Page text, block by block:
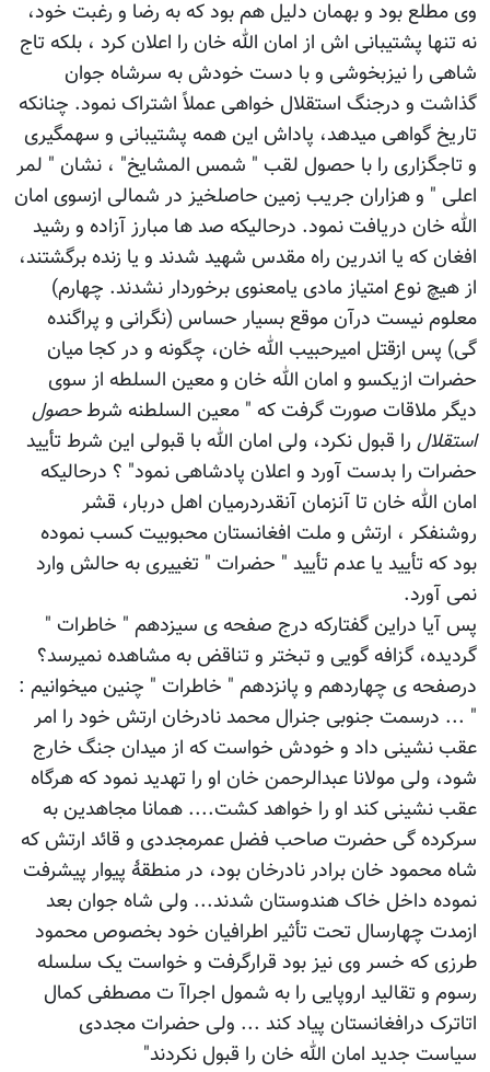
وی مطلع بود و بهمان دلیل هم بود که به رضا و رغبت خود،
نه تنها پشتیبانی اش از امان الله خان را اعلان کرد ، بلکه تاج
شاهی را نیزبخوشی و با دست خودش به سرشاه جوان
گذاشت و درجنگ استقلال خواهی عملاً اشتراک نمود. چنانکه
تاریخ گواهی میدهد، پاداش این همه پشتیبانی و سهمگیری
و تاجگزاری را با حصول لقب " شمس المشایخ" ، نشان " لمر
اعلی " و هزاران جریب زمین حاصلخیز در شمالی ازسوی امان
الله خان دریافت نمود. درحالیکه صد ها مبارز آزاده و رشید
افغان که یا اندرین راه مقدس شهید شدند و یا زنده برگشتند،
از هیچ نوع امتیاز مادی یامعنوی برخوردار نشدند. چهارم)
معلوم نیست درآن موقع بسیار حساس (نگرانی و پراگنده
گی) پس ازقتل امیرحبیب الله خان، چگونه و در کجا میان
حضرات ازیکسو و امان الله خان و معین السلطه از سوی
دیگر ملاقات صورت گرفت که " معین السلطنه شرطحصول
استقلال را قبول نکرد، ولی امان الله با قبولی این شرط تأیید
حضرات را بدست آورد و اعلان پادشاهی نمود" ؟ درحالیکه
امان الله خان تا آنزمان آنقدردرمیان اهل دربار، قشر
روشنفکر ، ارتش و ملت افغانستان محبوبیت کسب نموده
بود که تأیید یا عدم تأیید " حضرات " تغییری به حالش وارد
نمی آورد.
پس آیا دراین گفتارکه درج صفحه ی سیزدهم " خاطرات "
گردیده، گزافه گویی و تبختر و تناقض به مشاهده نمیرسد؟
درصفحه ی چهاردهم و پانزدهم " خاطرات " چنین میخوانیم :
" ... درسمت جنوبی جنرال محمد نادرخان ارتش خود را امر
عقب نشینی داد و خودش خواست که از میدان جنگ خارج
شود، ولی مولانا عبدالرحمن خان او را تهدید نمود که هرگاه
عقب نشینی کند او را خواهد کشت.... همانا مجاهدین به
سرکرده گی حضرت صاحب فضل عمرمجددی و قائد ارتش که
شاه محمود خان برادر نادرخان بود، در منطقۀ پیوار پیشرفت
نموده داخل خاک هندوستان شدند... ولی شاه جوان بعد
ازمدت چهارسال تحت تأثیر اطرافیان خود بخصوص محمود
طرزی که خسر وی نیز بود قرارگرفت و خواست یک سلسله
رسوم و تقالید اروپایی را به شمول اجراآ ت مصطفی کمال
اتاترک درافغانستان پیاد کند ... ولی حضرات مجددی
سیاست جدید امان الله خان را قبول نکردند"